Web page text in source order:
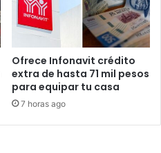
Ofrece Infonavit crédito
extra de hasta 71 mil pesos
para equipar tu casa
7 horas ago